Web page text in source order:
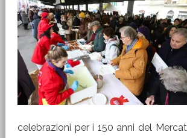
celebrazioni per i 150 anni del